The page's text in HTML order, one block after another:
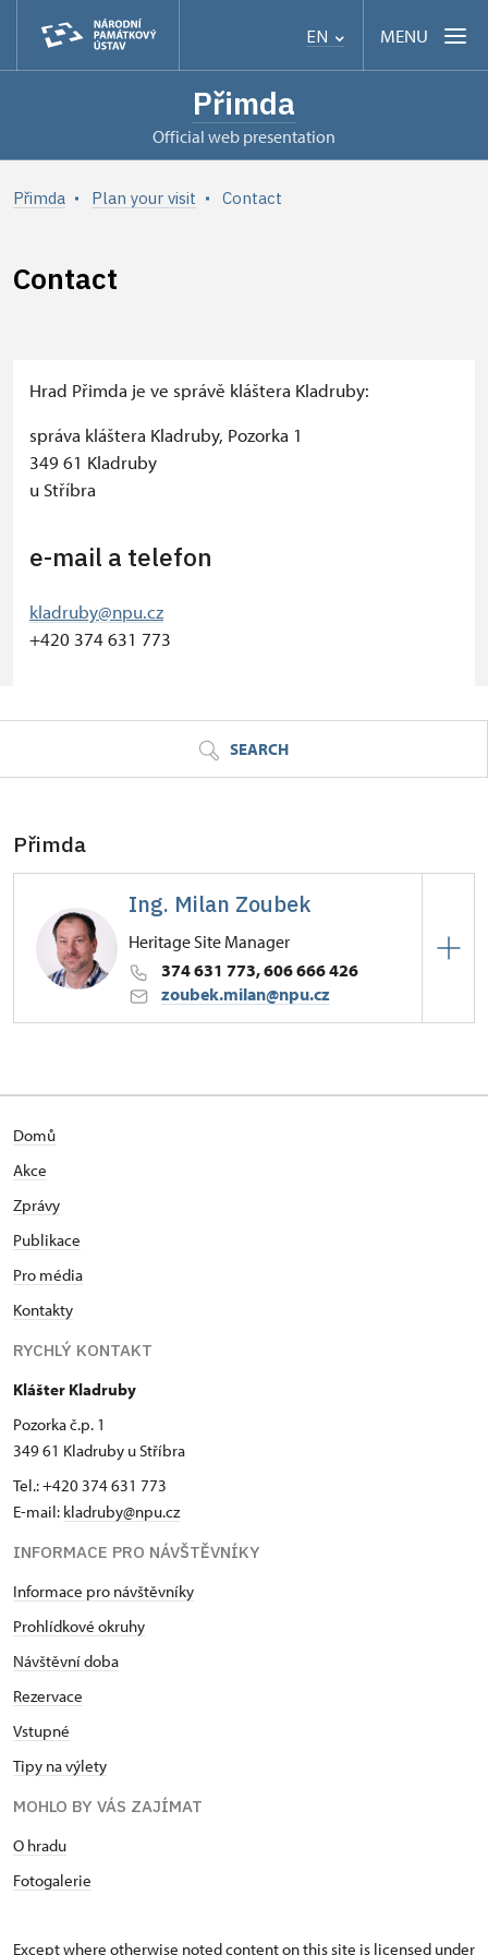
EN MENU
Přimda
Official web presentation
Přimda Plan your visit Contact
Contact
Hrad Přimda je ve správě kláštera Kladruby:
správa kláštera Kladruby, Pozorka 1
349 61 Kladruby
u Stříbra
e-mail a telefon
kladruby@npu.cz
+420 374 631 773
SEARCH
Přimda
Ing. Milan Zoubek
Heritage Site Manager
374 631 773, 606 666 426
zoubek.milan@npu.cz
Domů
Akce
Zprávy
Publikace
Pro média
Kontakty
RYCHLÝ KONTAKT
Klášter Kladruby
Pozorka č.p. 1
349 61 Kladruby u Stříbra
Tel.: +420 374 631 773
E-mail: kladruby@npu.cz
INFORMACE PRO NÁVŠTĚVNÍKY
Informace pro návštěvníky
Prohlídkové okruhy
Návštěvní doba
Rezervace
Vstupné
Tipy na výlety
MOHLO BY VÁS ZAJÍMAT
O hradu
Fotogalerie
Except where otherwise noted content on this site is licensed under